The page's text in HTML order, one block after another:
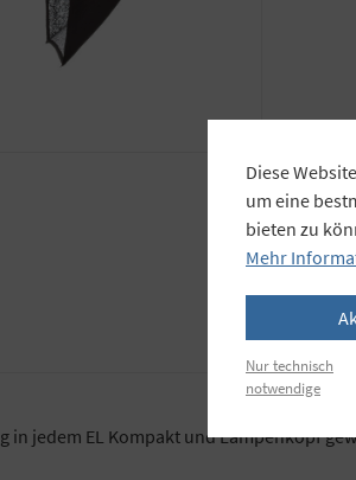
in jedem EL Kompakt und Lampenkopf
Diese
um eine
bieten zu
Mehr
Nur technisch
notwendige